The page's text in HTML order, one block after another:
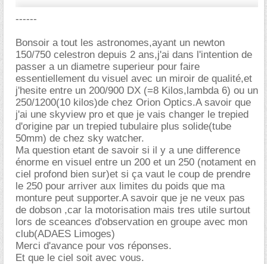
------
Bonsoir a tout les astronomes,ayant un newton
150/750 celestron depuis 2 ans,j'ai dans l'intention de
passer a un diametre superieur pour faire
essentiellement du visuel avec un miroir de qualité,et
j'hesite entre un 200/900 DX (=8 Kilos,lambda 6) ou un
250/1200(10 kilos)de chez Orion Optics.A savoir que
j'ai une skyview pro et que je vais changer le trepied
d'origine par un trepied tubulaire plus solide(tube
50mm) de chez sky watcher.
Ma question etant de savoir si il y a une difference
énorme en visuel entre un 200 et un 250 (notament en
ciel profond bien sur)et si ça vaut le coup de prendre
le 250 pour arriver aux limites du poids que ma
monture peut supporter.A savoir que je ne veux pas
de dobson ,car la motorisation mais tres utile surtout
lors de sceances d'observation en groupe avec mon
club(ADAES Limoges)
Merci d'avance pour vos réponses.
Et que le ciel soit avec vous.